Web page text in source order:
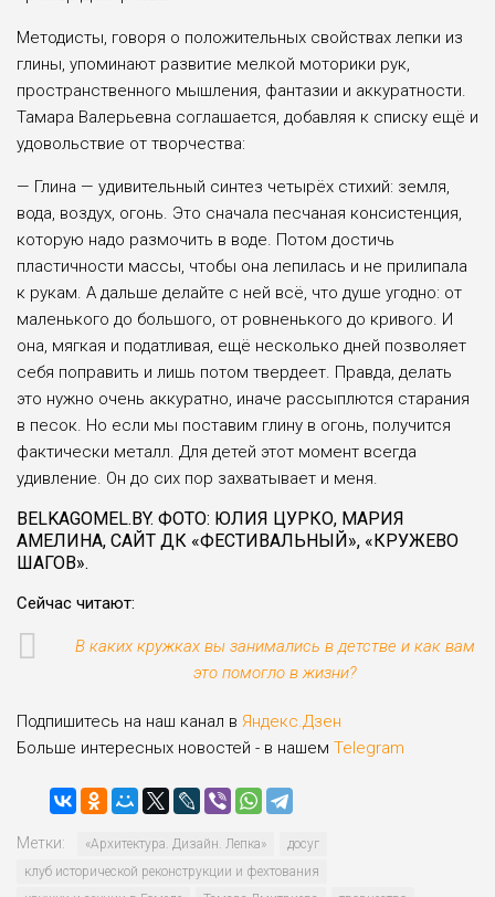
Методисты, говоря о положительных свойствах леп­ки из
глины, упоминают развитие мелкой моторики рук,
пространственного мышления, фантазии и аккуратно­сти.
Тамара Валерьевна соглашается, добавляя к спи­ску ещё и
удовольствие от творчества:
— Глина — удивительный синтез четырёх стихий: земля,
вода, воздух, огонь. Это сначала песчаная кон­систенция,
которую надо размочить в воде. Потом до­стичь
пластичности массы, чтобы она лепилась и не прилипала
к рукам. А дальше делайте с ней всё, что ду­ше угодно: от
маленького до большого, от ровненького до кривого. И
она, мягкая и податливая, ещё несколь­ко дней позволяет
себя поправить и лишь потом твер­деет. Правда, делать
это нужно очень аккуратно, ина­че рассыплются старания
в песок. Но если мы поста­вим глину в огонь, получится
фактически металл. Для детей этот момент всегда
удивление. Он до сих пор за­хватывает и меня.
BELKAGOMEL.BY. ФОТО: ЮЛИЯ ЦУРКО, МАРИЯ
АМЕЛИНА, САЙТ ДК «ФЕСТИВАЛЬНЫЙ», «КРУЖЕВО
ШАГОВ».
Сейчас читают:
В каких кружках вы занимались в детстве и как вам
это помогло в жизни?
Подпишитесь на наш канал в Яндекс.Дзен
Больше интересных новостей - в нашем Telegram
Метки: «Архитектура. Дизайн. Лепка»
досуг
клуб истори­ческой реконструкции и фехтования